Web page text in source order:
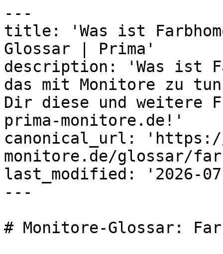
---
title: 'Was ist
Glossar | Prima'
description: 'Was ist
das mit Monitore zu
Dir diese und weitere
prima-monitore.de!'
canonical_url: 'https://
monitore.de/glossar/
last_modified: '2026-
---
# Monitore-Glossar: